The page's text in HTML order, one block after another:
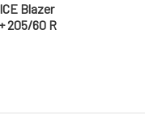
Blazer
205/60 R